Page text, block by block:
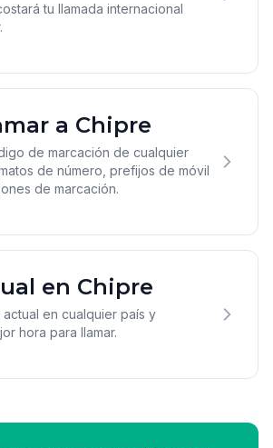
tu llamada internacional
a Chipre
de marcación de cualquier
de número, prefijos de móvil
de marcación.
en Chipre
actual en cualquier país y
hora para llamar.